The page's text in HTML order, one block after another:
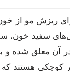
ریزش مو از
سفید خون،
معلق شده و
هستند که